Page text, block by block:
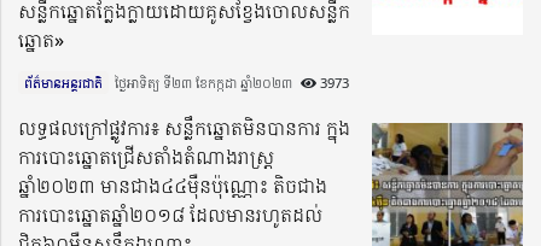
សន្លឹកឆ្នោតក្លែងក្លាយដោយគូសខ្វែងចោលសន្លឹក
ឆ្នោត»
ព័ត៌មានអន្តរជាតិ ថ្ងៃអាទិត្យ ទី២៣ ខែកក្កដា ឆ្នាំ២០២៣​ 3973
លទ្ធផលក្រៅផ្លូវការ៖ សន្លឹកឆ្នោតមិនបានការ ក្នុង
ការបោះឆ្នោតជ្រើសតាំងតំណាងរាស្ត្រ
ឆ្នាំ២០២៣ មានជាង៤៤ម៉ឺនប៉ុណ្ណោះ តិចជាង
ការបោះឆ្នោតឆ្នាំ២០១៨ ដែលមានរហូតដល់